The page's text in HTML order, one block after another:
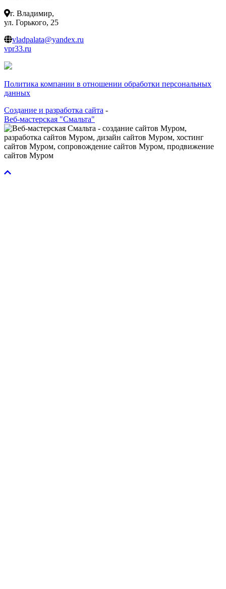
г. Владимир,
ул. Горького, 25
vladpalata@yandex.ru
vpr33.ru
Политика компании в отношении обработки персональных
данных
Создание и разработка сайта -
Веб-мастерская "Смальта"